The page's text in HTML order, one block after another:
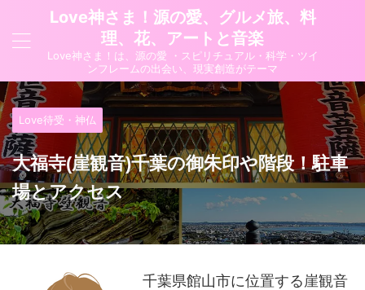
Love神さま！源の愛、グルメ旅、料
理、花、アートと音楽
Love神さま！は、源の愛 ・スピリチュアル・科学・ツイ
ンフレームの出会い、現実創造がテーマ
Love待受・神仏
大福寺(崖観音)千葉の御朱印や階段！駐車
場とアクセス
千葉県館山市に位置する崖観音